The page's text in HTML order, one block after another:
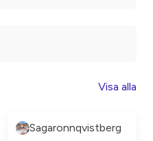
Visa alla
Sagaronnqvistberg